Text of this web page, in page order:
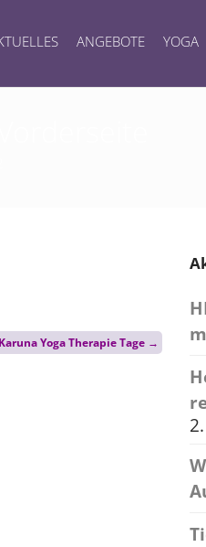
ANGEBOTE YOGA
Yoga Therapie Tage →